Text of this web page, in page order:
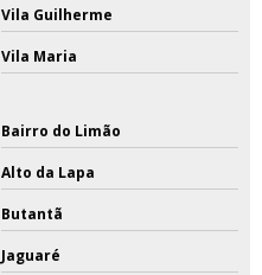
Vila Guilherme
Vila Maria
Bairro do Limão
Alto da Lapa
Butantã
Jaguaré